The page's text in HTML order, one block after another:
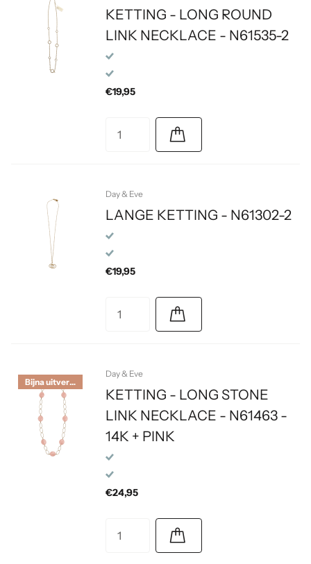
KETTING - LONG ROUND
LINK NECKLACE - N61535-2
€19,95
Day & Eve
LANGE KETTING - N61302-2
€19,95
Bijna uitverkocht
Day & Eve
KETTING - LONG STONE
LINK NECKLACE - N61463 -
14K + PINK
€24,95